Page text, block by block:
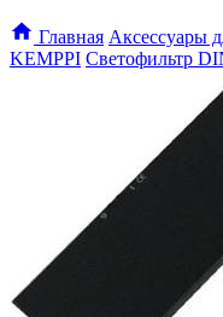
Главная Аксессуары
KEMPPI Светофильтр